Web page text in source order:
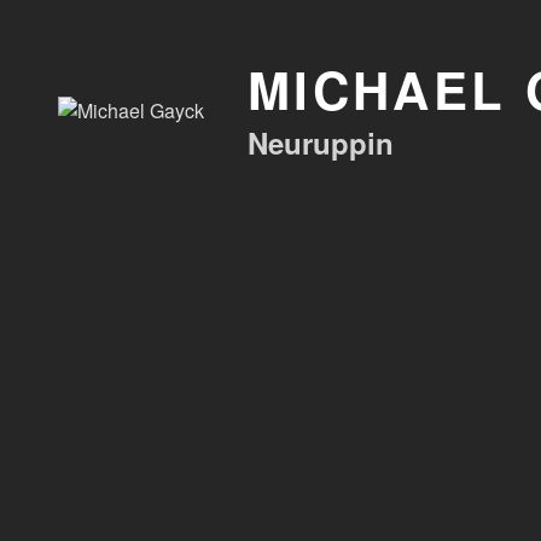
MICHAEL
Neuruppin